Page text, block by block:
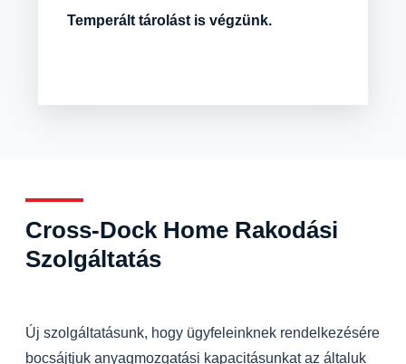
Temperált tárolást is végzünk.
Cross-Dock Home Rakodási
Szolgáltatás
Új szolgáltatásunk, hogy ügyfeleinknek rendelkezésére
bocsájtjuk anyagmozgatási kapacitásunkat az általuk